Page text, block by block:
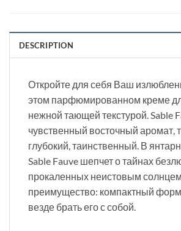
DESCRIPTION
Откройте для себя Ваш
этом парфюмированном креме
нежной тающей текстурой. Sable
чувственный восточный аромат,
глубокий, таинственный. В
Sable Fauve шепчет о тайнах
прокаленных неистовым
преимущество: компактный
везде брать его с собой.